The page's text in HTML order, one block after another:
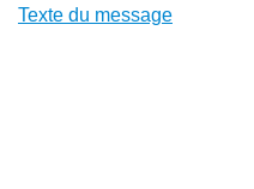
Texte du message